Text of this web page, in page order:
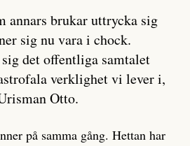
annars brukar uttrycka sig
sig nu vara i chock.
det offentliga samtalet
verklighet vi lever i,
Otto.
på samma gång. Hettan har